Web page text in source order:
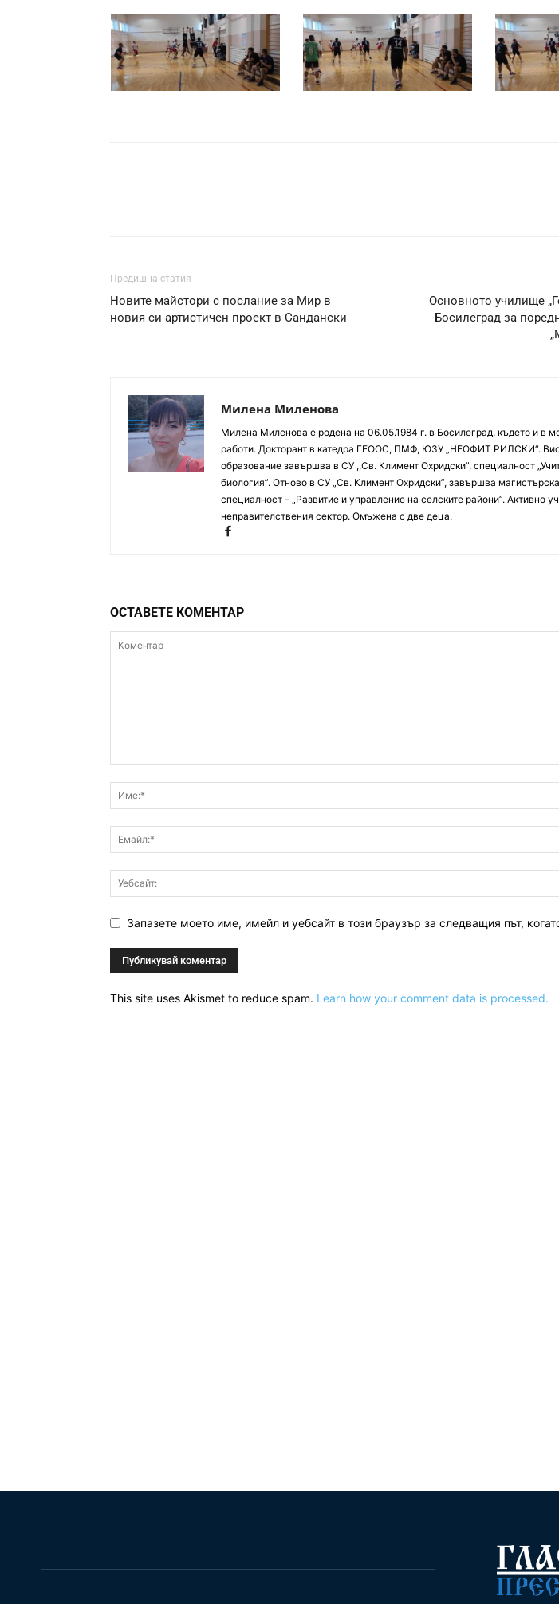
Предишна статия
Новите майстори с послание за Мир в
новия си артистичен проект в Сандански
Основното училище
Босилеград за
Милена Миленова
Милена Миленова е родена на 06.05.1984 г. в Босилеград, където и в
работи. Докторант в катедра ГЕООС, ПМФ, ЮЗУ „НЕОФИТ РИЛСКИ“.
образование завършва в СУ ,,Св. Климент Охридски”, специалност
биология”. Отново в СУ „Св. Климент Охридски”, завършва
специалност – „Развитие и управление на селските райони”. Активно
неправителствения сектор. Омъжена с две деца.
ОСТАВЕТЕ КОМЕНТАР
Запазете моето име, имейл и уебсайт в този браузър за следващия път,
This site uses Akismet to reduce spam. Learn how your comment data is processed.